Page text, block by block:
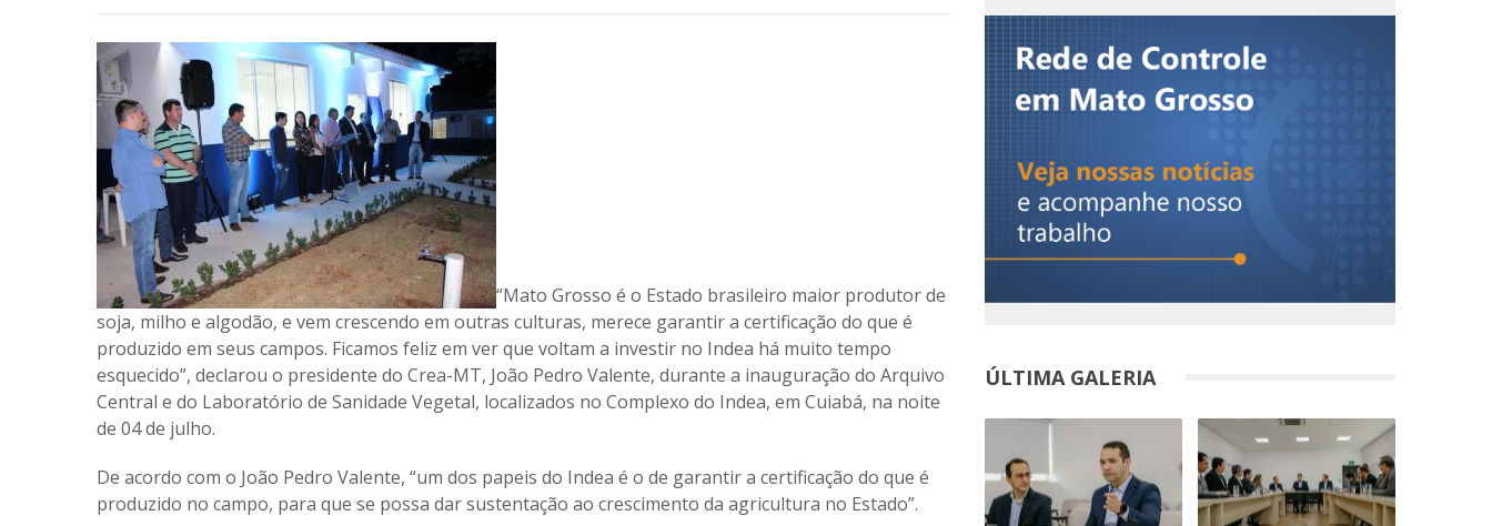
“Mato Grosso é o Estado brasileiro maior produtor de
soja, milho e algodão, e vem crescendo em outras culturas, merece garantir a certificação do que é
produzido em seus campos. Ficamos feliz em ver que voltam a investir no Indea há muito tempo
esquecido”, declarou o presidente do Crea-MT, João Pedro Valente, durante a inauguração do Arquivo
Central e do Laboratório de Sanidade Vegetal, localizados no Complexo do Indea, em Cuiabá, na noite
de 04 de julho.
De acordo com o João Pedro Valente, “um dos papeis do Indea é o de garantir a certificação do que é
produzido no campo, para que se possa dar sustentação ao crescimento da agricultura no Estado”.
ÚLTIMA GALERIA